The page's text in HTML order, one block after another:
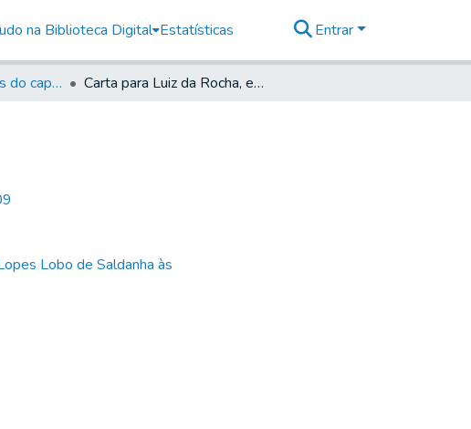
na Biblioteca Digital Estatísticas Entrar
Volume 74 - Ofícios do capitão General Martim Lopes Lobo de Saldanha às Câmaras e Comandantes da Capitania (1775) Carta para Luiz da Rocha, em Paranaguá
Lobo de Saldanha às